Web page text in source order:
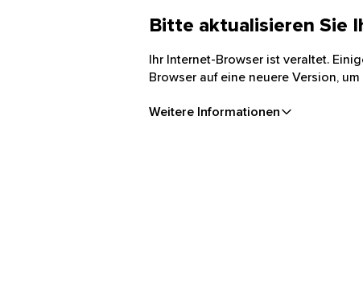
Bitte aktualisieren Sie
Ihr Internet-Browser ist veraltet.
Browser auf eine neuere Version,
Weitere Informationen